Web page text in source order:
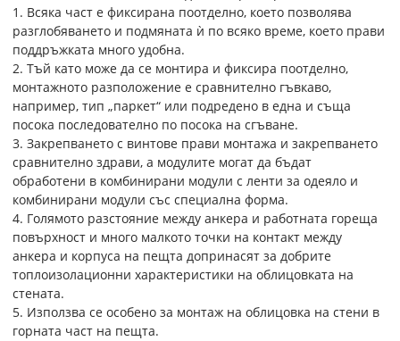
1. Всяка част е фиксирана поотделно, което позволява
разглобяването и подмяната ѝ по всяко време, което прави
поддръжката много удобна.
2. Тъй като може да се монтира и фиксира поотделно,
монтажното разположение е сравнително гъвкаво,
например, тип „паркет“ или подредено в една и съща
посока последователно по посока на сгъване.
3. Закрепването с винтове прави монтажа и закрепването
сравнително здрави, а модулите могат да бъдат
обработени в комбинирани модули с ленти за одеяло и
комбинирани модули със специална форма.
4. Голямото разстояние между анкера и работната гореща
повърхност и много малкото точки на контакт между
анкера и корпуса на пещта допринасят за добрите
топлоизолационни характеристики на облицовката на
стената.
5. Използва се особено за монтаж на облицовка на стени в
горната част на пещта.